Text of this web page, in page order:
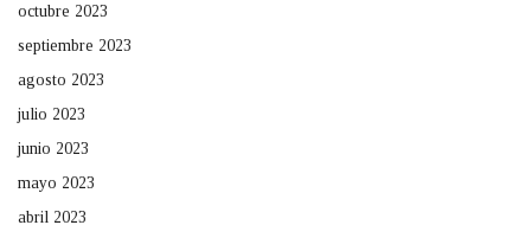
octubre 2023
septiembre 2023
agosto 2023
julio 2023
junio 2023
mayo 2023
abril 2023